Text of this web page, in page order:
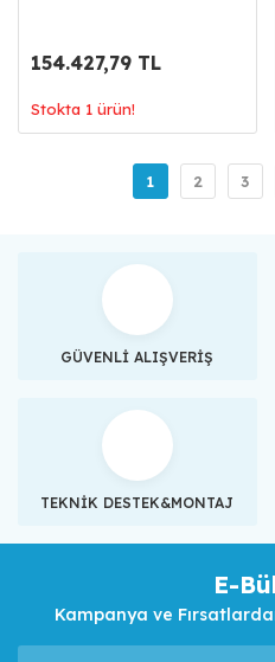
154.427,79 TL
Stokta 1 ürün!
1 2 3
GÜVENLİ ALIŞVERİŞ
TEKNİK DESTEK&MONTAJ
E-
Kampanya ve